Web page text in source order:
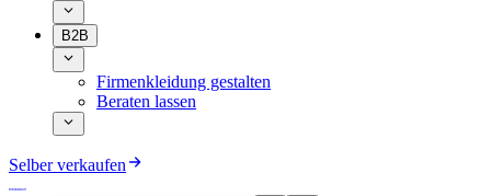
B2B
Firmenkleidung gestalten
Beraten lassen
Selber verkaufen